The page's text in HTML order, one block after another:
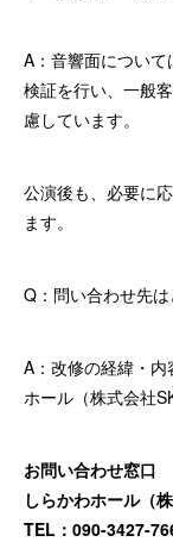
A：音響面について
検証を行い、一般
慮しています。
公演後も、必要に
ます。
Q：問い合わせ先
A：改修の経緯・
ホール（株式会社
お問い合わせ窓口
しらかわホール（
TEL：090-3427-